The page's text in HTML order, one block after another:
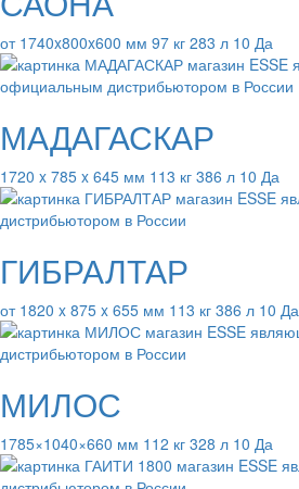
от 1740x800x600 мм 97 кг 283 л 10 Да
МАДАГАСКАР
1720 x 785 x 645 мм 113 кг 386 л 10 Да
ГИБРАЛТАР
от 1820 x 875 x 655 мм 113 кг 386 л 10 Да
МИЛОС
1785×1040×660 мм 112 кг 328 л 10 Да